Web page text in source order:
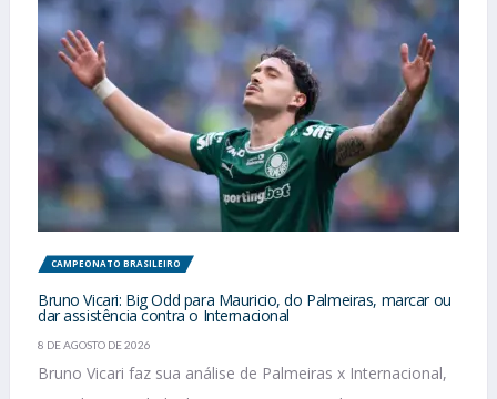
CAMPEONATO BRASILEIRO
Bruno Vicari: Big Odd para Mauricio, do Palmeiras, marcar ou
dar assistência contra o Internacional
8 DE AGOSTO DE 2026
Bruno Vicari faz sua análise de Palmeiras x Internacional,